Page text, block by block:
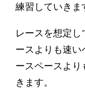
練習していきま
レースを想定
ースよりも速い
ースペースより
きます。